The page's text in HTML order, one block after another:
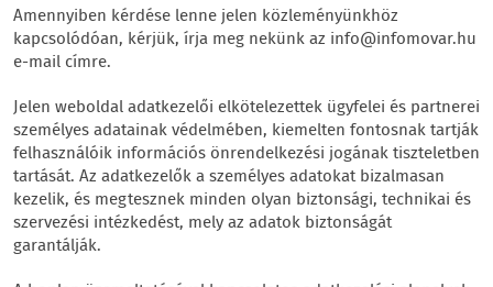
Amennyiben kérdése lenne jelen közleményünkhöz
kapcsolódóan, kérjük, írja meg nekünk az info@infomovar.hu
e-mail címre.
Jelen weboldal adatkezelői elkötelezettek ügyfelei és partnerei
személyes adatainak védelmében, kiemelten fontosnak tartják
felhasználóik információs önrendelkezési jogának tiszteletben
tartását. Az adatkezelők a személyes adatokat bizalmasan
kezelik, és megtesznek minden olyan biztonsági, technikai és
szervezési intézkedést, mely az adatok biztonságát
garantálják.